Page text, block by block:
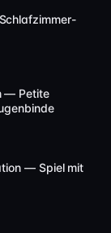
— Petite
— Spiel mit